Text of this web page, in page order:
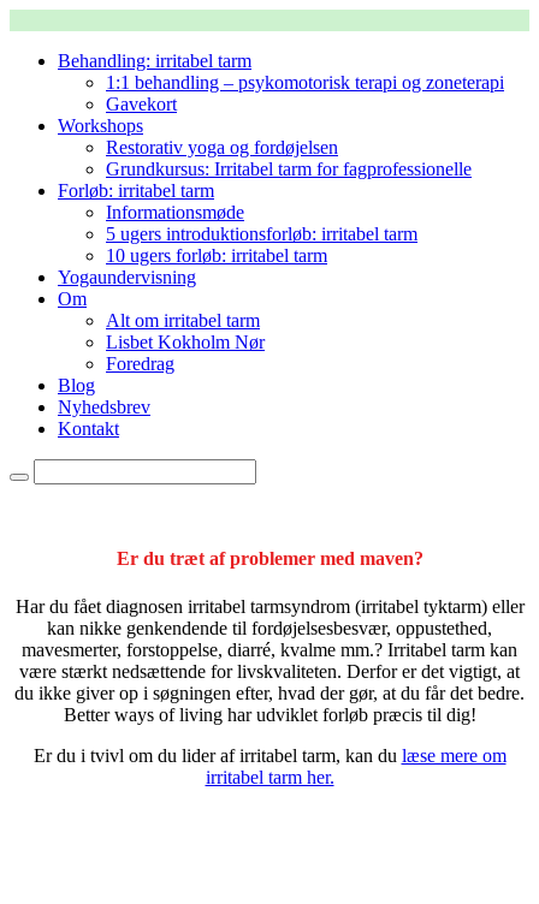
Behandling: irritabel tarm
1:1 behandling – psykomotorisk terapi og zoneterapi
Gavekort
Workshops
Restorativ yoga og fordøjelsen
Grundkursus: Irritabel tarm for fagprofessionelle
Forløb: irritabel tarm
Informationsmøde
5 ugers introduktionsforløb: irritabel tarm
10 ugers forløb: irritabel tarm
Yogaundervisning
Om
Alt om irritabel tarm
Lisbet Kokholm Nør
Foredrag
Blog
Nyhedsbrev
Kontakt
Er du træt af problemer med maven?
Har du fået diagnosen irritabel tarmsyndrom (irritabel tyktarm) eller
kan nikke genkendende til fordøjelsesbesvær, oppustethed,
mavesmerter, forstoppelse, diarré, kvalme mm.? Irritabel tarm kan
være stærkt nedsættende for livskvaliteten. Derfor er det vigtigt, at
du ikke giver op i søgningen efter, hvad der gør, at du får det bedre.
Better ways of living har udviklet forløb præcis til dig!
Er du i tvivl om du lider af irritabel tarm, kan du læse mere om
irritabel tarm her.